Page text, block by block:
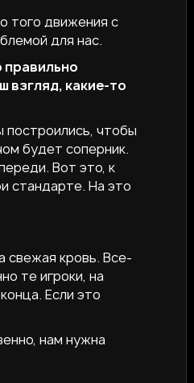
того движения с
для нас.
правильно
взгляд, какие-то
построились, чтобы
будет соперник.
Вот это, к
стандарте. На это
свежая кровь. Все-
те игроки, на
Если это
нам нужна